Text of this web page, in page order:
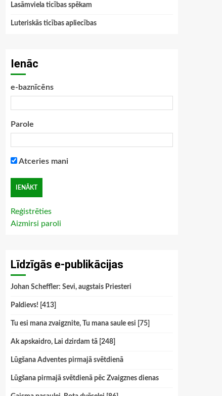
Lasāmviela ticības spēkam
Luteriskās ticības apliecības
Ienāc
e-baznīcēns
Parole
Atceries mani
Reģistrēties
Aizmirsi paroli
Līdzīgās e-publikācijas
Johan Scheffler: Sevi, augstais Priesteri
Paldievs! [413]
Tu esi mana zvaigznite, Tu mana saule esi [75]
Ak apskaidro, Lai dzirdam tā [248]
Lūgšana Adventes pirmajā svētdienā
Lūgšana pirmajā svētdienā pēc Zvaigznes dienas